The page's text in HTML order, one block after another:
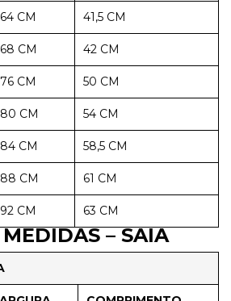
64 CM 41,5 CM
68 CM 42 CM
76 CM 50 CM
80 CM 54 CM
84 CM 58,5 CM
88 CM 61 CM
92 CM 63 CM
– SAIA